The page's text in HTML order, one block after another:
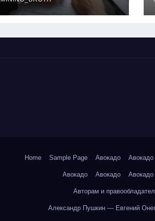
ставки и
требования к
Home Sample Page Авокадо Авокадо
Авокадо Авокадо Авокадо
Авторам и
Александр Пушкин — Евгений